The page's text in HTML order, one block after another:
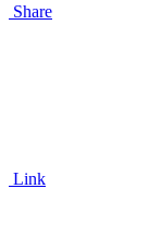
Share
Link